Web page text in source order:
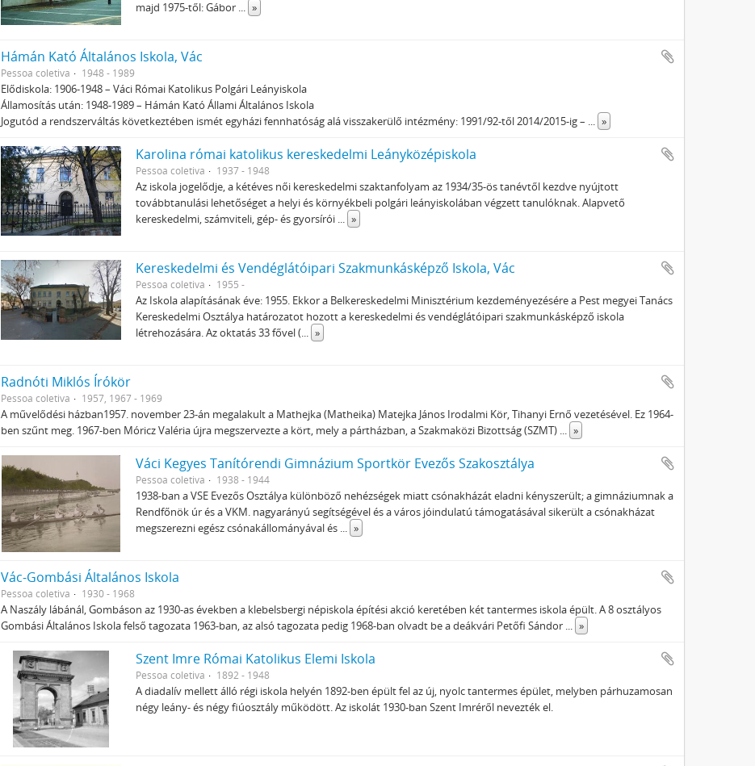
majd 1975-től: Gábor ... »
Hámán Kató Általános Iskola, Vác
Pessoa coletiva 1948 - 1989
Elődiskola: 1906-1948 – Váci Római Katolikus Polgári Leányiskola
Államosítás után: 1948-1989 – Hámán Kató Állami Általános Iskola
Jogutód a rendszerváltás következtében ismét egyházi fennhatóság alá visszakerülő intézmény: 1991/92-től 2014/2015-ig – ... »
Karolina római katolikus kereskedelmi Leányközépiskola
Pessoa coletiva 1937 - 1948
Az iskola jogelődje, a kétéves női kereskedelmi szaktanfolyam az 1934/35-ös tanévtől kezdve nyújtott
továbbtanulási lehetőséget a helyi és környékbeli polgári leányiskolában végzett tanulóknak. Alapvető
kereskedelmi, számviteli, gép- és gyorsírói ... »
Kereskedelmi és Vendéglátóipari Szakmunkásképző Iskola, Vác
Pessoa coletiva 1955 -
Az Iskola alapításának éve: 1955. Ekkor a Belkereskedelmi Minisztérium kezdeményezésére a Pest megyei Tanács
Kereskedelmi Osztálya határozatot hozott a kereskedelmi és vendéglátóipari szakmunkásképző iskola
létrehozására. Az oktatás 33 fővel (... »
Radnóti Miklós Írókör
Pessoa coletiva 1957, 1967 - 1969
A művelődési házban1957. november 23-án megalakult a Mathejka (Matheika) Matejka János Irodalmi Kör, Tihanyi Ernő vezetésével. Ez 1964-
ben szűnt meg. 1967-ben Móricz Valéria újra megszervezte a kört, mely a pártházban, a Szakmaközi Bizottság (SZMT) ... »
Váci Kegyes Tanítórendi Gimnázium Sportkör Evezős Szakosztálya
Pessoa coletiva 1938 - 1944
1938-ban a VSE Evezős Osztálya különböző nehézségek miatt csónakházát eladni kényszerült; a gimnáziumnak a
Rendfőnök úr és a VKM. nagyarányú segítségével és a város jóindulatú támogatásával sikerült a csónakházat
megszerezni egész csónakállományával és ... »
Vác-Gombási Általános Iskola
Pessoa coletiva 1930 - 1968
A Naszály lábánál, Gombáson az 1930-as években a klebelsbergi népiskola építési akció keretében két tantermes iskola épült. A 8 osztályos
Gombási Általános Iskola felső tagozata 1963-ban, az alsó tagozata pedig 1968-ban olvadt be a deákvári Petőfi Sándor ... »
Szent Imre Római Katolikus Elemi Iskola
Pessoa coletiva 1892 - 1948
A diadalív mellett álló régi iskola helyén 1892-ben épült fel az új, nyolc tantermes épület, melyben párhuzamosan
négy leány- és négy fiúosztály működött. Az iskolát 1930-ban Szent Imréről nevezték el.